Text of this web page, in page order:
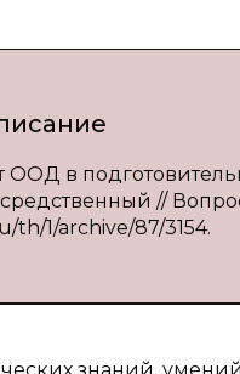
ООД в
//
1/archive/87/3154.